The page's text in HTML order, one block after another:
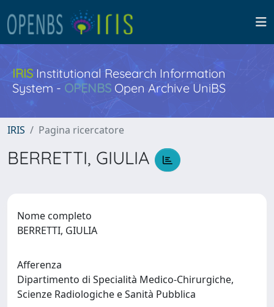
IRISInstitutional Research Information
System - OPENBS Open Archive UniBS
IRIS Pagina ricercatore
BERRETTI, GIULIA
Nome completo
BERRETTI, GIULIA
Afferenza
Dipartimento di Specialità Medico-Chirurgiche,
Scienze Radiologiche e Sanità Pubblica